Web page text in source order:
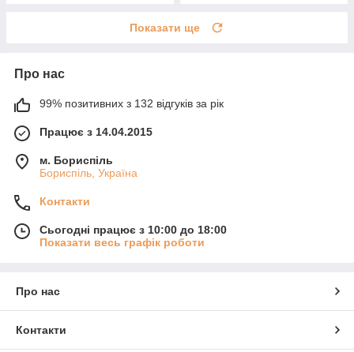
Показати ще
Про нас
99% позитивних з 132 відгуків за рік
Працює з 14.04.2015
м. Бориспіль
Бориспіль, Україна
Контакти
Сьогодні працює з 10:00 до 18:00
Показати весь графік роботи
Про нас
Контакти